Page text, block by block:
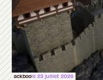
ackboole 23 juillet 2026